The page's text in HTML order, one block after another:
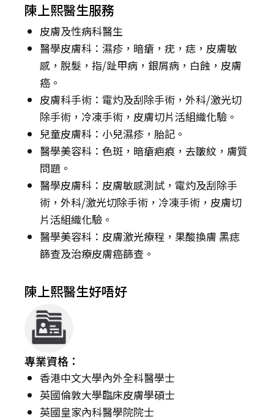
陳上熙醫生服務
皮膚及性病科醫生
醫學皮膚科：濕疹，暗瘡，疣，痣，皮膚敏
感，脫髮，指/趾甲病，銀屑病，白蝕，皮膚
癌。
皮膚科手術：電灼及刮除手術，外科/激光切
除手術，冷凍手術，皮膚切片活組織化驗。
兒童皮膚科：小兒濕疹，胎記。
醫學美容科：色斑，暗瘡疤痕，去皺紋，膚質
問題。
醫學皮膚科：皮膚敏感測試，電灼及刮除手
術，外科/激光切除手術，冷凍手術，皮膚切
片活組織化驗。
醫學美容科：皮膚激光療程，果酸換膚 黑痣
篩查及治療皮膚癌篩查。
陳上熙醫生好唔好
專業資格：
香港中文大學內外全科醫學士
英國倫敦大學臨床皮膚學碩士
英國皇家內科醫學院院士